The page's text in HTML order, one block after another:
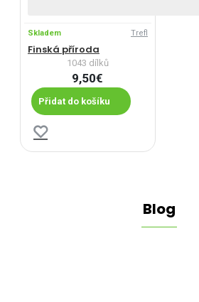
Skladem Trefl
Finská příroda
1043 dílků
9,50€
Přidat do košíku
Blog